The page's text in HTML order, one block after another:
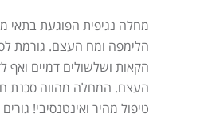
מחלה נגיפית הפוגעת בתאי
הלימפה ומח העצם. גורמת
הקאות ושלשולים דמיים ואף
העצם. המחלה מהווה סכנת
טיפול מהיר ואינטנסיבי!